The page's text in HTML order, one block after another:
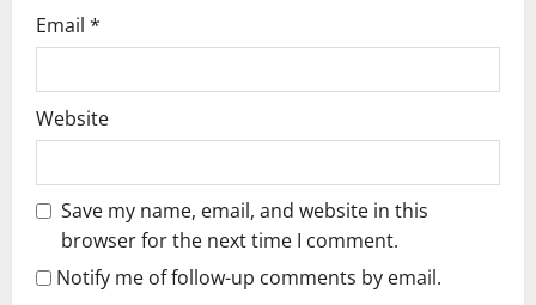
Email *
Website
Save my name, email, and website in this
browser for the next time I comment.
Notify me of follow-up comments by email.